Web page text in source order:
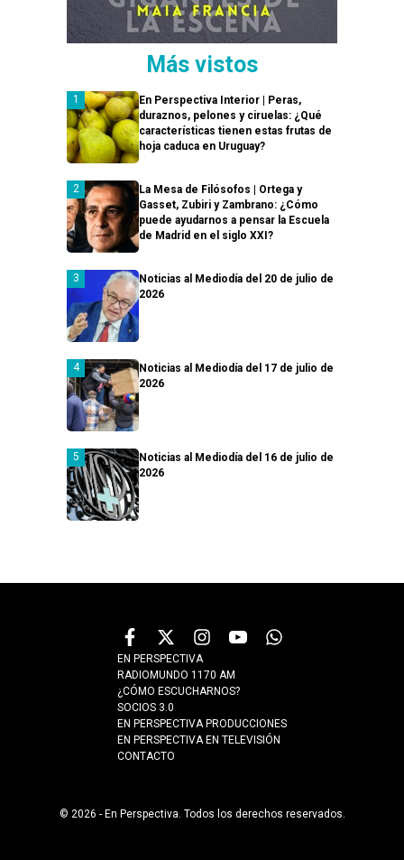
Más vistos
En Perspectiva Interior | Peras,
duraznos, pelones y ciruelas: ¿Qué
características tienen estas frutas de
hoja caduca en Uruguay?
La Mesa de Filósofos | Ortega y
Gasset, Zubiri y Zambrano: ¿Cómo
puede ayudarnos a pensar la Escuela
de Madrid en el siglo XXI?
Noticias al Mediodía del 20 de julio de
2026
Noticias al Mediodía del 17 de julio de
2026
Noticias al Mediodía del 16 de julio de
2026
EN PERSPECTIVA
RADIOMUNDO 1170 AM
¿CÓMO ESCUCHARNOS?
SOCIOS 3.0
EN PERSPECTIVA PRODUCCIONES
EN PERSPECTIVA EN TELEVISIÓN
CONTACTO
© 2026 - En Perspectiva. Todos los derechos reservados.